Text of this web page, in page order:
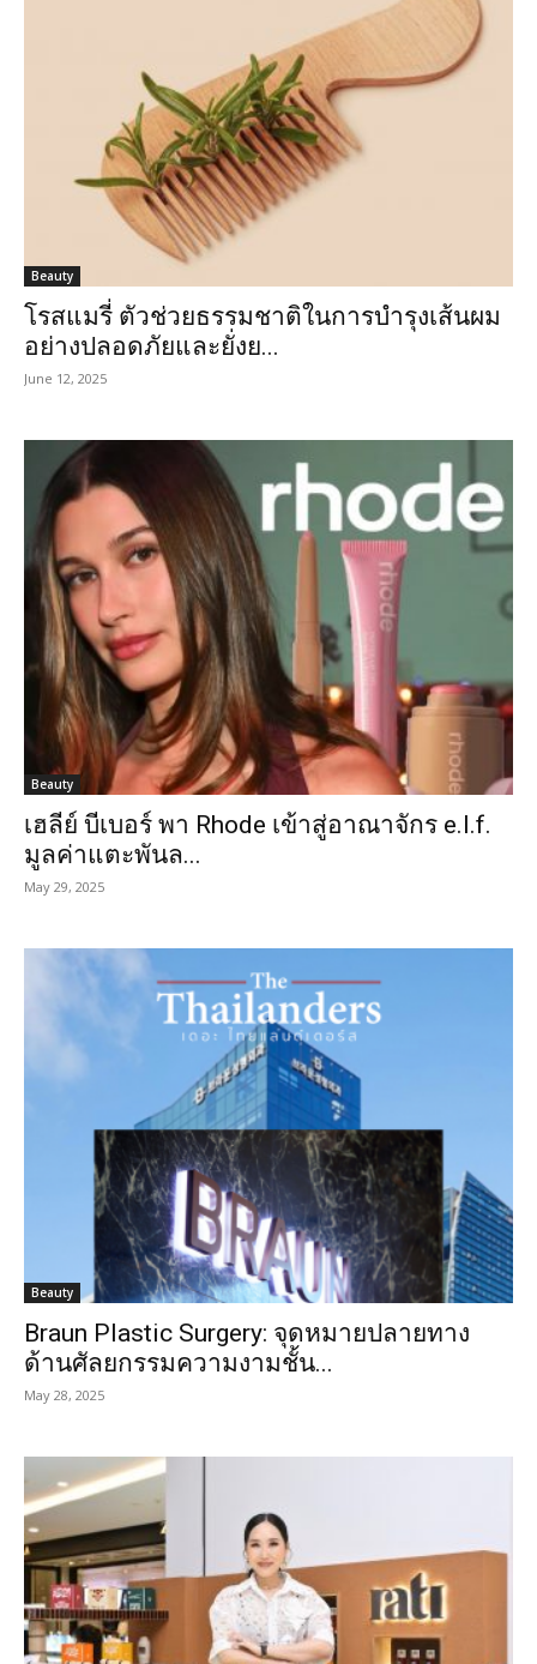
Beauty
โรสแมรี่ ตัวช่วยธรรมชาติในการบำรุงเส้นผม
อย่างปลอดภัยและยั่งย...
June 12, 2025
Beauty
เฮลีย์ บีเบอร์ พา Rhode เข้าสู่อาณาจักร e.l.f.
มูลค่าแตะพันล...
May 29, 2025
Beauty
Braun Plastic Surgery: จุดหมายปลายทาง
ด้านศัลยกรรมความงามชั้น...
May 28, 2025